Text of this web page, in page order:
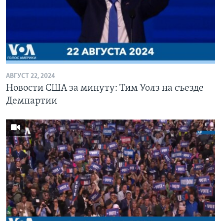
АВГУСТ 22, 2024
Новости США за минуту: Тим Уолз на съезде
Демпартии